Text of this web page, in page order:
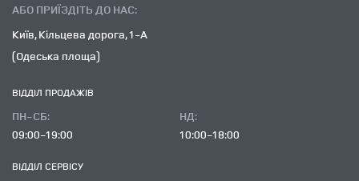
АБО ПРИЇЗДІТЬ ДО НАС:
Київ, Кільцева дорога, 1-А
(Одеська площа)
ВІДДІЛ ПРОДАЖІВ
ПН-СБ:
09:00-19:00
НД:
10:00-18:00
ВІДДІЛ CЕРВІСУ